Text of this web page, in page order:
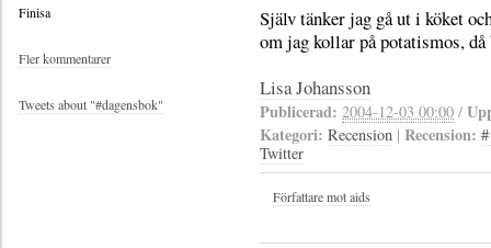
Själv tänker jag gå ut i köket
om jag kollar på potatismos,
Lisa Johansson
Publicerad: 2004-12-03 00:00 /
Kategori: Recension | Recension:
Twitter
Författare mot aids
Finisa
Fler kommentarer
Tweets about "#dagensbok"